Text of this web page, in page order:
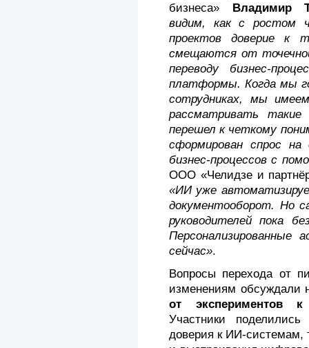
бизнеса» Владимир
видим, как с ростом
проектов доверие к
смещаются от
переводу бизнес-
платформы. Когда мы
сотрудниках, мы
рассматривать
перешел к четкому
сформирован спрос на
бизнес-процессов с
ООО «Челидзе и
«ИИ уже
документооборот. Но
руководителей пока
сейчас».
Вопросы перехода от
изменениям обсуждали
от экспериментов к
Участники
доверия к ИИ-системам,